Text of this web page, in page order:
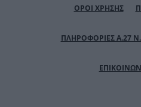
ΟΡΟΙ ΧΡΗΣΗΣ
ΠΛΗΡΟΦΟΡΙΕΣ Α.27